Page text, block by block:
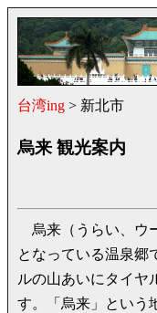
台湾ing > 新北市
烏来 観光案内
烏来（うらい、ウ
となっている温泉郷
ルの山あいにタイヤ
す。「烏来」という